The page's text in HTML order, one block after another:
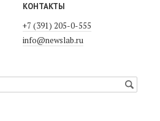
КОНТАКТЫ
+7 (391) 205-0-555
info@newslab.ru